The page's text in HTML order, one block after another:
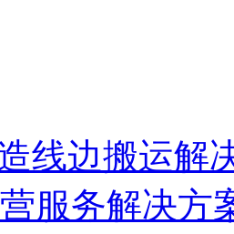
线边搬运解
营服务解决方